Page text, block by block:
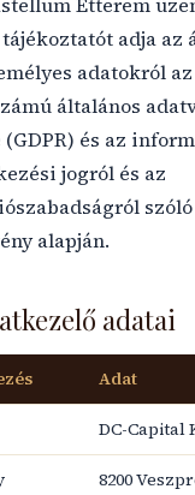
adja az
adatokról az
általános
és az
jogról és az
szóló
alapján.
adatai
Adat
DC-Capital
8200